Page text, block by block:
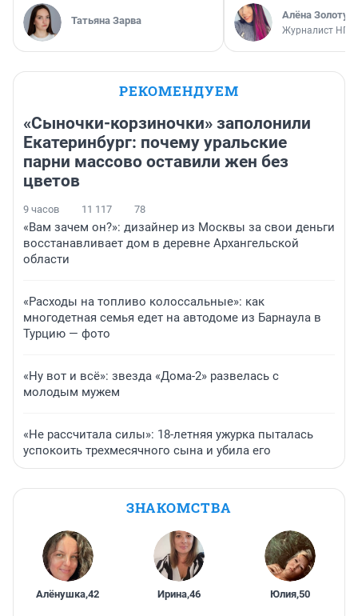
Татьяна Зарва Алёна
Журналист НГС
РЕКОМЕНДУЕМ
«Сыночки-корзиночки» заполонили
Екатеринбург: почему уральские
парни массово оставили жен без
цветов
9 часов 11 117 78
«Вам зачем он?»: дизайнер из Москвы за свои деньги
восстанавливает дом в деревне Архангельской
области
«Расходы на топливо колоссальные»: как
многодетная семья едет на автодоме из Барнаула в
Турцию — фото
«Ну вот и всё»: звезда «Дома-2» развелась с
молодым мужем
«Не рассчитала силы»: 18-летняя ужурка пыталась
успокоить трехмесячного сына и убила его
ЗНАКОМСТВА
Алёнушка,42 Ирина,46 Юлия,50